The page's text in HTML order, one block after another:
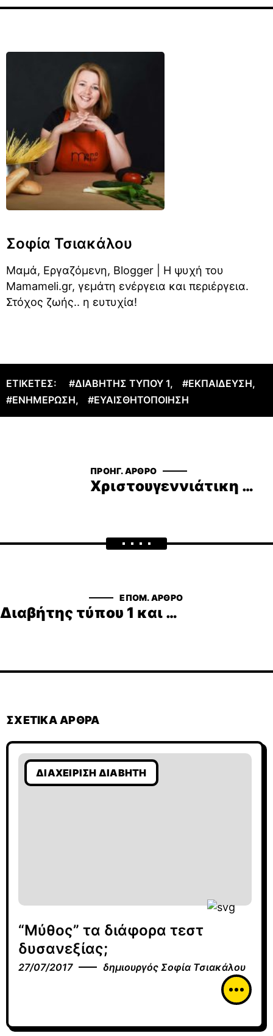
Σοφία Τσιακάλου
Μαμά, Εργαζόμενη, Blogger | Η ψυχή του
Mamameli.gr, γεμάτη ενέργεια και περιέργεια.
Στόχος ζωής.. η ευτυχία!
ΕΤΙΚΈΤΕΣ: #ΔΙΑΒΉΤΗΣ ΤΎΠΟΥ 1, #ΕΚΠΑΊΔΕΥΣΗ,
#ΕΝΗΜΈΡΩΣΗ, #ΕΥΑΙΣΘΗΤΟΠΟΊΗΣΗ
ΠΡΟΗΓ. ΆΡΘΡΟ
Χριστουγεννιάτικη γιορτή Medtronic Diabetes Shop 2019
ΕΠΟΜ. ΆΡΘΡΟ
Διαβήτης τύπου 1 και COVID-19, έκθεση του ISPAD
ΣΧΕΤΙΚΆ ΆΡΘΡΑ
ΔΙΑΧΕΊΡΙΣΗ ΔΙΑΒΉΤΗ
“Μύθος” τα διάφορα τεστ
δυσανεξίας;
27/07/2017 δημιουργός Σοφία Τσιακάλου